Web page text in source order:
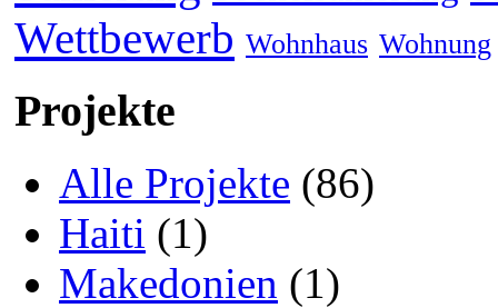
Wettbewerb Wohnhaus Wohnung
Projekte
Alle Projekte (86)
Haiti (1)
Makedonien (1)